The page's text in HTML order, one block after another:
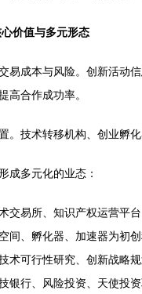
价值与多元形态
易成本与风险。创新活动
高合作成功率。
。技术转移机构、创业孵
成多元化的业态：
交易所、知识产权运营平
空间、孵化器、加速器为初
术可行性研究、创新战略
技银行、风险投资、天使投